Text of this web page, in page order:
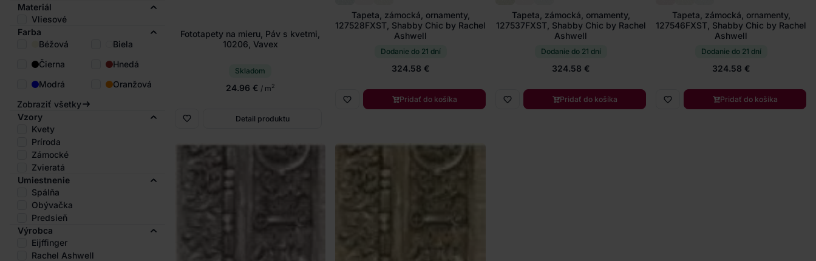
Materiál
Vliesové
Farba
Béžová
Biela
Čierna
Hnedá
Modrá
Oranžová
Zobraziť všetky
Vzory
Kvety
Príroda
Zámocké
Zvieratá
Umiestnenie
Spálňa
Obývačka
Predsieň
Výrobca
Eijffinger
Rachel Ashwell
Fototapety na mieru, Páv s kvetmi,
10206, Vavex
Skladom
24.96 € / m2
Detail produktu
Tapeta, zámocká, ornamenty,
127528FXST, Shabby Chic by Rachel
Ashwell
Dodanie do 21 dní
324.58 €
Pridať do košíka
Tapeta, zámocká, ornamenty,
127537FXST, Shabby Chic by Rachel
Ashwell
Dodanie do 21 dní
324.58 €
Pridať do košíka
Tapeta, zámocká, ornamenty,
127546FXST, Shabby Chic by Rachel
Ashwell
Dodanie do 21 dní
324.58 €
Pridať do košíka